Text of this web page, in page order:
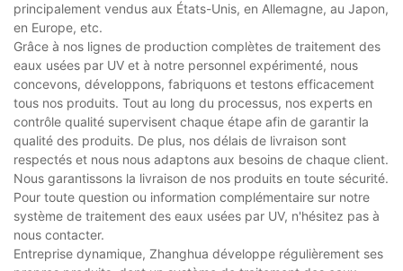
principalement vendus aux États-Unis, en Allemagne, au Japon,
en Europe, etc.
Grâce à nos lignes de production complètes de traitement des
eaux usées par UV et à notre personnel expérimenté, nous
concevons, développons, fabriquons et testons efficacement
tous nos produits. Tout au long du processus, nos experts en
contrôle qualité supervisent chaque étape afin de garantir la
qualité des produits. De plus, nos délais de livraison sont
respectés et nous nous adaptons aux besoins de chaque client.
Nous garantissons la livraison de nos produits en toute sécurité.
Pour toute question ou information complémentaire sur notre
système de traitement des eaux usées par UV, n'hésitez pas à
nous contacter.
Entreprise dynamique, Zhanghua développe régulièrement ses